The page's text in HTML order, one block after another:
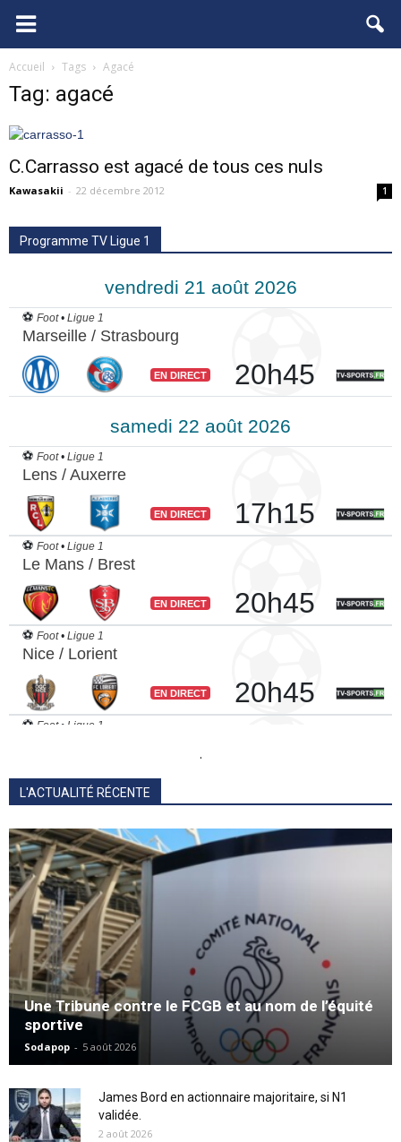
FCGB.net
Accueil Tags Agacé
Tag: agacé
C.Carrasso est agacé de tous ces nuls
Kawasakii - 22 décembre 2012 1
Programme TV Ligue 1
.
L'ACTUALITÉ RÉCENTE
Une Tribune contre le FCGB et au nom de l’équité
sportive
Sodapop - 5 août 2026
James Bord en actionnaire majoritaire, si N1
validée.
2 août 2026